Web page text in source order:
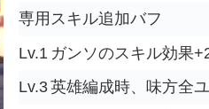
専用スキル追加バフ
Lv.1 ガンソのスキル効果
Lv.3英雄編成時、味方全